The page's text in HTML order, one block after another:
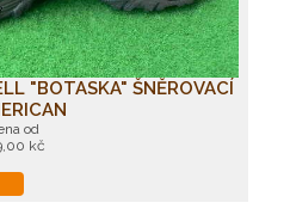
"BOTASKA" ŠNĚROVACÍ
od
kč